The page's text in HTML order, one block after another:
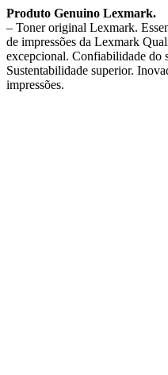
Produto Genuino Lexmark.
– Toner original Lexmark.
de impressões da Lexmark
excepcional. Confiabilidade do
Sustentabilidade superior.
impressões.